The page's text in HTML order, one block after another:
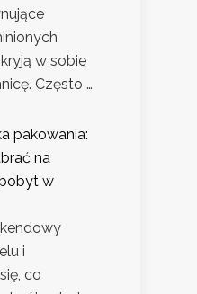
w sobie
Często …
pakowania:
na
w
i
co